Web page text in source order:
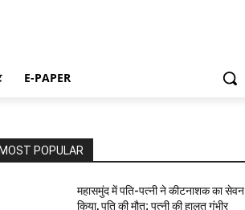
E-PAPER
MOST POPULAR
महासमुंद में पति-पत्नी ने कीटनाशक का सेवन
किया, पति की मौत; पत्नी की हालत गंभीर